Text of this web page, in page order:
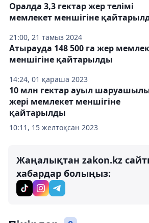
21:00, 21 тамыз 2024
Оралда 3,3 гектар жер телімі
мемлекет меншігіне
14:24, 01 қараша 2023
Атырауда 148 500 га жер
меншігіне қайтарылды
10:11, 15 желтоқсан 2023
10 млн гектар ауыл
жері мемлекет меншігіне
қайтарылды
Жаңалықтан zakon.kz
хабардар болыңыз: